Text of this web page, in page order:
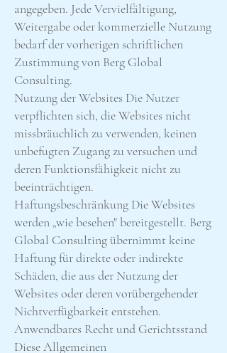
angegeben. Jede Vervielfältigung,
Weitergabe oder kommerzielle Nutzung
bedarf der vorherigen schriftlichen
Zustimmung von Berg Global
Consulting.
Nutzung der Websites Die Nutzer
verpflichten sich, die Websites nicht
missbräuchlich zu verwenden, keinen
unbefugten Zugang zu versuchen und
deren Funktionsfähigkeit nicht zu
beeinträchtigen.
Haftungsbeschränkung Die Websites
werden „wie besehen" bereitgestellt. Berg
Global Consulting übernimmt keine
Haftung für direkte oder indirekte
Schäden, die aus der Nutzung der
Websites oder deren vorübergehender
Nichtverfügbarkeit entstehen.
Anwendbares Recht und Gerichtsstand
Diese Allgemeinen